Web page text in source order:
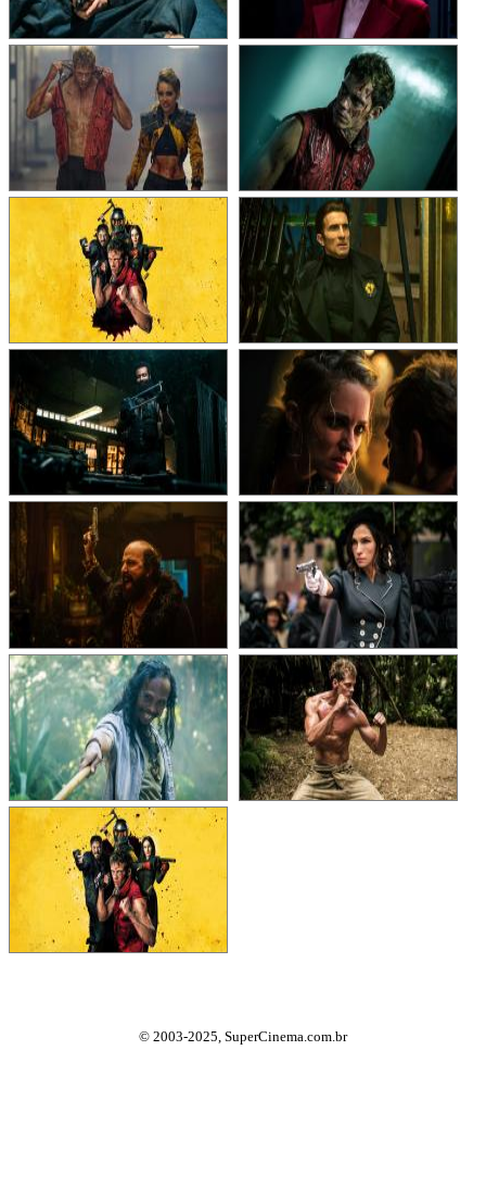
© 2003-2025, SuperCinema.com.br